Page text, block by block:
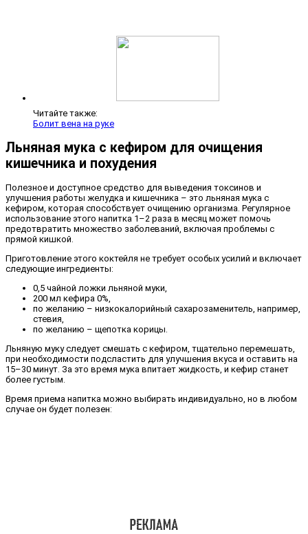
Читайте также:
Болит вена на руке
Льняная мука с кефиром для очищения
кишечника и похудения
Полезное и доступное средство для выведения токсинов и
улучшения работы желудка и кишечника – это льняная мука с
кефиром, которая способствует очищению организма. Регулярное
использование этого напитка 1–2 раза в месяц может помочь
предотвратить множество заболеваний, включая проблемы с
прямой кишкой.
Приготовление этого коктейля не требует особых усилий и включает
следующие ингредиенты:
0,5 чайной ложки льняной муки,
200 мл кефира 0%,
по желанию – низкокалорийный сахарозаменитель, например,
стевия,
по желанию – щепотка корицы.
Льняную муку следует смешать с кефиром, тщательно перемешать,
при необходимости подсластить для улучшения вкуса и оставить на
15–30 минут. За это время мука впитает жидкость, и кефир станет
более густым.
Время приема напитка можно выбирать индивидуально, но в любом
случае он будет полезен: